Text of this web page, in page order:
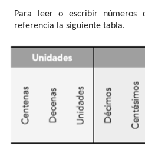
Para leer o escribir números
referencia la siguiente tabla.